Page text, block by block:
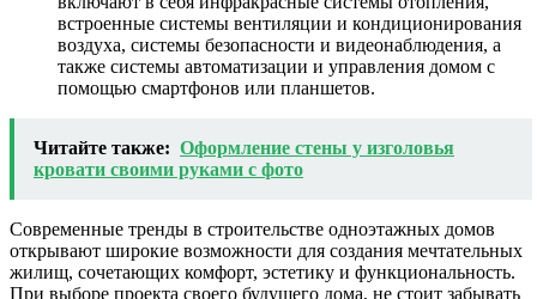
встроенные системы вентиляции и кондиционирования
воздуха, системы безопасности и видеонаблюдения, а
также системы автоматизации и управления домом с
помощью смартфонов или планшетов.
Читайте также: Оформление стены у изголовья
кровати своими руками с фото
Современные тренды в строительстве одноэтажных домов
открывают широкие возможности для создания мечтательных
жилищ, сочетающих комфорт, эстетику и функциональность.
При выборе проекта своего будущего дома, не стоит забывать